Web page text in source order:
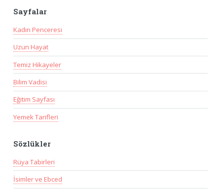
Sayfalar
Kadın Penceresi
Uzun Hayat
Temiz Hikayeler
Bilim Vadisi
Eğitim Sayfası
Yemek Tarifleri
Sözlükler
Rüya Tabirleri
İsimler ve Ebced